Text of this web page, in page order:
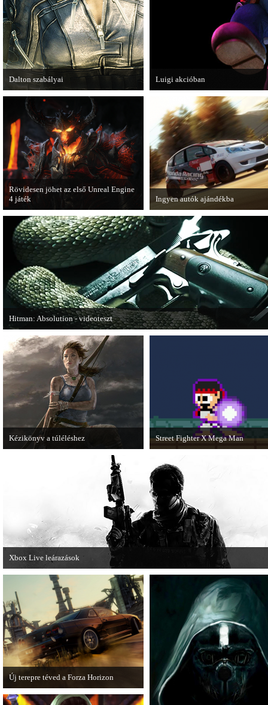
Dalton szabályai
Új videóval jelentkezik az Insomniac
Games játéka, a Fuse.
Luigi akcióban
A Nintendo 3DS-re készülő
magát.
Rövidesen jöhet az első Unreal Engine
4 játék
A Zombie Studios készölő játéka az
Epic Games legújabb motorját, az
Unreal Engine 4-et fogja használni.
Ingyen autók ajándékba
A Forza Horizon készítői
letölthető autókkal kedveskednek
játékosok számára.
Hitman: Absolution - videoteszt
A PC Gurutól Bate és Chris mutatják be a legújabb Hitmant.
Kézikönyv a túléléshez
A Tomb Raider sem ússza meg a
manapság már kötelező videosorozatot.
Street Fighter X Mega Man
A Capcom ismert karakterei ismét
összecsapnak - ingyenesen
Street Fighter X Mega Man.
Xbox Live leárazások
December 18-án az Xbox Live rendszerében is elkezdődnek a karácsonyi
akciózások.
Új terepre téved a Forza Horizon
Hamarosan megérkezik a Forza Horizon